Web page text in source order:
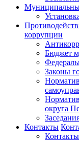
коррупции
Бюджет
Законы
округа
Контакты
Контакты